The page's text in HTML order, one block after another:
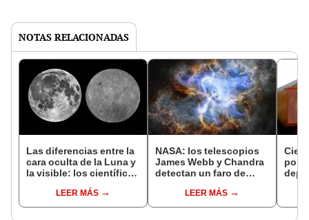
NOTAS RELACIONADAS
Las diferencias entre la
cara oculta de la Luna y
la visible: los científicos
explicarlasLEER MÁS
NASA: los telescopios
James Webb y Chandra
detectan un faro de
apunta a la Tierra
LEER MÁS
por